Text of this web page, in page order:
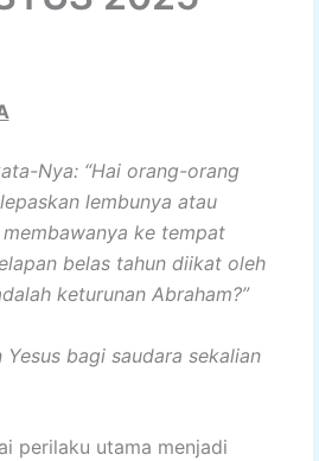
Nya: “Hai orang-orang
lembunya atau
ke tempat
belas tahun diikat oleh
keturunan Abraham?”
bagi saudara sekalian
utama menjadi